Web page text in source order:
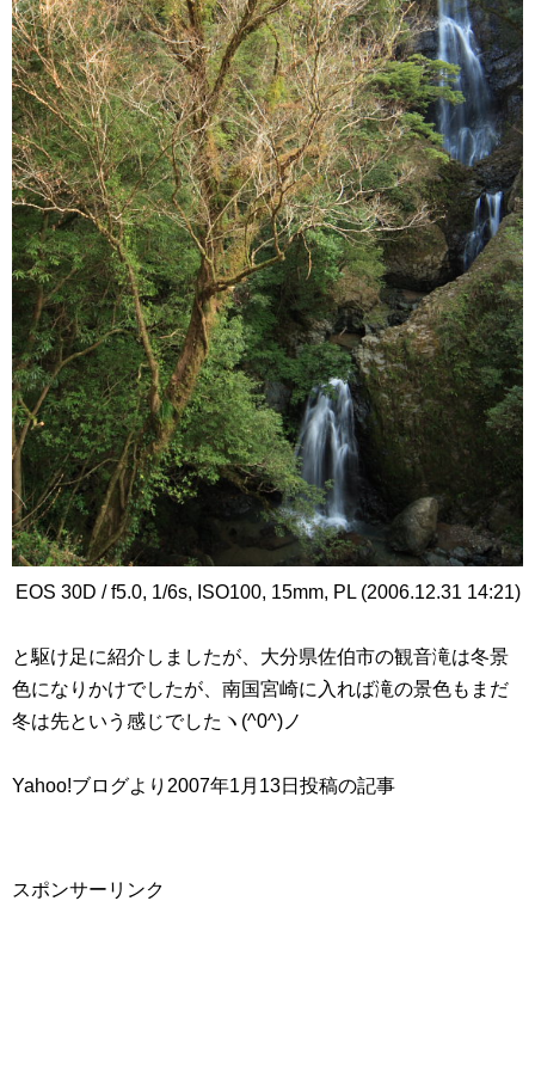
EOS 30D / f5.0, 1/6s, ISO100, 15mm, PL (2006.12.31 14:21)
と駆け足に紹介しましたが、大分県佐伯市の観音滝は冬景
色になりかけでしたが、南国宮崎に入れば滝の景色もまだ
冬は先という感じでしたヽ(^0^)ノ
Yahoo!ブログより2007年1月13日投稿の記事
スポンサーリンク